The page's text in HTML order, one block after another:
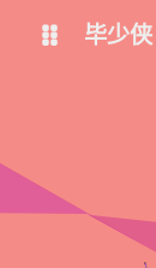
在线工具
毕少侠
shift A